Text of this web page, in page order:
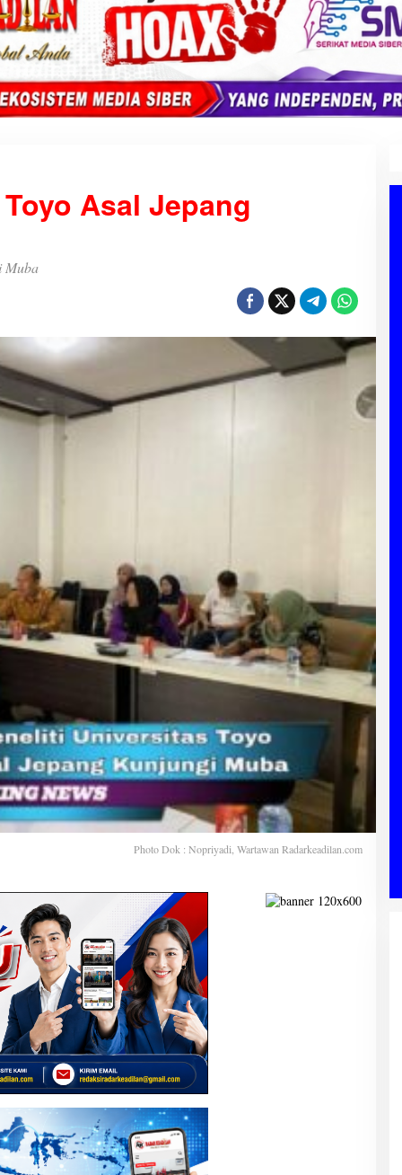
Asal Jepang
Muba
Photo Dok : Nopriyadi, Wartawan Radarkeadilan.com